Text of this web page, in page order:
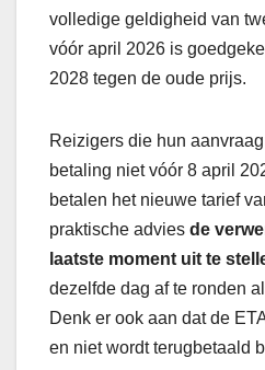
volledige geldigheid van
vóór april 2026 is
2028 tegen de oude prijs.
Reizigers die hun
betaling niet vóór 8 april
betalen het nieuwe tarief
praktische advies de
laatste moment uit te
dezelfde dag af te ronden
Denk er ook aan dat de
en niet wordt terugbetaald